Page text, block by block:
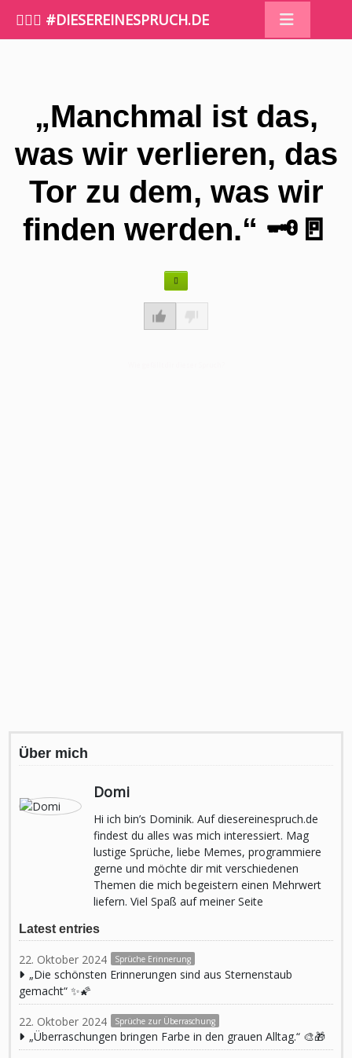
🤷🏼‍♀️ #DIESEREINESPRUCH.DE
„Manchmal ist das,
was wir verlieren, das
Tor zu dem, was wir
finden werden.“ 🗝️🚪
Über mich
Domi
Hi ich bin’s Dominik. Auf diesereinespruch.de
findest du alles was mich interessiert. Mag
lustige Sprüche, liebe Memes, programmiere
gerne und möchte dir mit verschiedenen
Themen die mich begeistern einen Mehrwert
liefern. Viel Spaß auf meiner Seite
Latest entries
22. Oktober 2024 Sprüche Erinnerung
„Die schönsten Erinnerungen sind aus Sternenstaub
gemacht“ ✨🌠
22. Oktober 2024 Sprüche zur Überraschung
„Überraschungen bringen Farbe in den grauen Alltag.“ 🎨🎁